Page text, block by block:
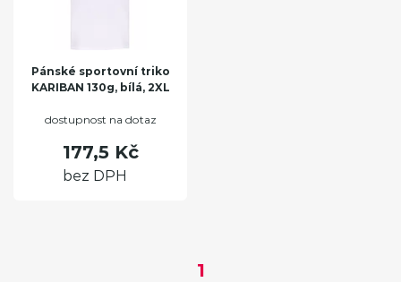
Pánské sportovní triko
KARIBAN 130g, bílá, 2XL
dostupnost na dotaz
177,5 Kč
bez DPH
1